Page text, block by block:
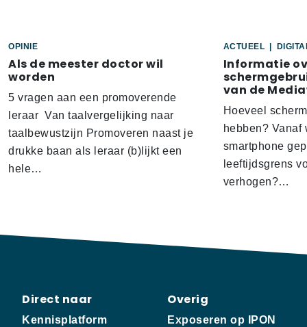
OPINIE
Als de meester doctor wil
worden
5 vragen aan een promoverende
leraar Van taalvergelijking naar
taalbewustzijn Promoveren naast je
drukke baan als leraar (b)lijkt een
hele…
ACTUEEL
Informatie
van de
Hoeveel
hebben?
smartphone
leeftijdsgrens
verhogen?…
Direct naar
Kennisplatform
Overig
Exposeren op IPON